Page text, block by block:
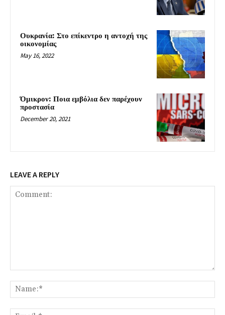
Ουκρανία: Στο επίκεντρο η αντοχή της
οικονομίας
May 16, 2022
Όμικρον: Ποια εμβόλια δεν παρέχουν
προστασία
December 20, 2021
LEAVE A REPLY